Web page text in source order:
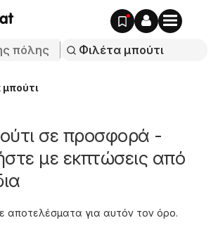
σε προσφορά -
με εκπτώσεις από
αποτελέσματα για αυτόν τον όρο.